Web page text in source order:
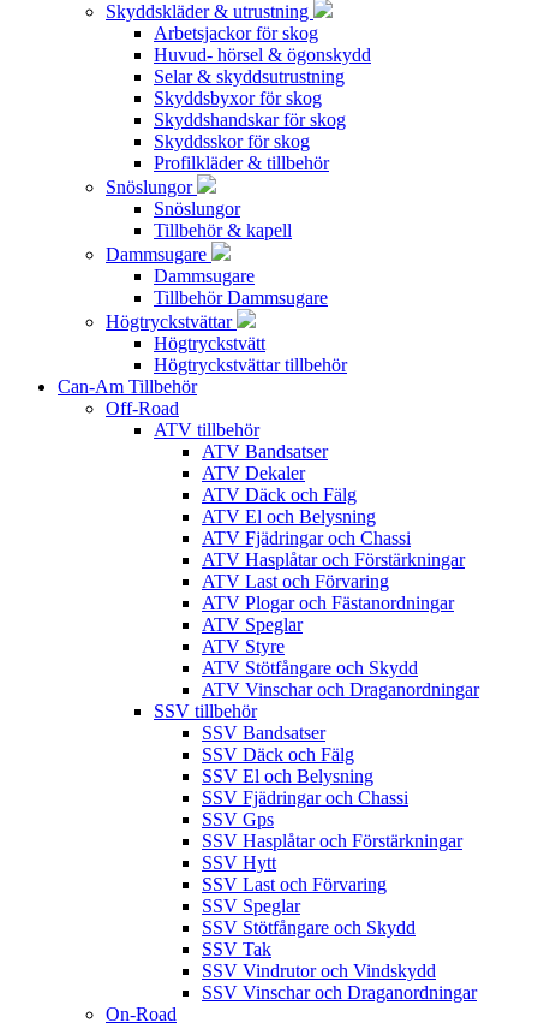
Skyddskläder & utrustning
Arbetsjackor för skog
Huvud- hörsel & ögonskydd
Selar & skyddsutrustning
Skyddsbyxor för skog
Skyddshandskar för skog
Skyddsskor för skog
Profilkläder & tillbehör
Snöslungor
Snöslungor
Tillbehör & kapell
Dammsugare
Dammsugare
Tillbehör Dammsugare
Högtryckstvättar
Högtryckstvätt
Högtryckstvättar tillbehör
Can-Am Tillbehör
Off-Road
ATV tillbehör
ATV Bandsatser
ATV Dekaler
ATV Däck och Fälg
ATV El och Belysning
ATV Fjädringar och Chassi
ATV Hasplåtar och Förstärkningar
ATV Last och Förvaring
ATV Plogar och Fästanordningar
ATV Speglar
ATV Styre
ATV Stötfångare och Skydd
ATV Vinschar och Draganordningar
SSV tillbehör
SSV Bandsatser
SSV Däck och Fälg
SSV El och Belysning
SSV Fjädringar och Chassi
SSV Gps
SSV Hasplåtar och Förstärkningar
SSV Hytt
SSV Last och Förvaring
SSV Speglar
SSV Stötfångare och Skydd
SSV Tak
SSV Vindrutor och Vindskydd
SSV Vinschar och Draganordningar
On-Road